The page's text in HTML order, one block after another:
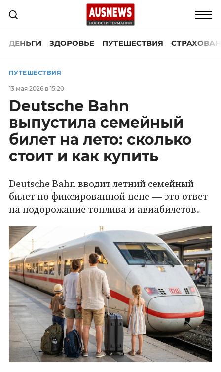
ДЕНЬГИ ЗДОРОВЬЕ ПУТЕШЕСТВИЯ
ПУТЕШЕСТВИЯ
13 мая 2026 в 15:20
Deutsche Bahn
выпустила семейный
билет на лето: сколько
стоит и как купить
Deutsche Bahn вводит летний семейный
билет по фиксированной цене — это ответ
на подорожание топлива и авиабилетов.